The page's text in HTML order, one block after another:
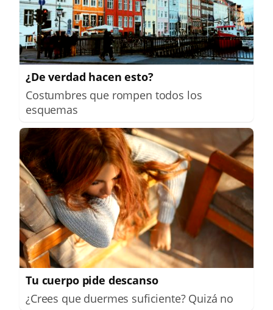
¿De verdad hacen esto?
Costumbres que rompen todos los
esquemas
Tu cuerpo pide descanso
¿Crees que duermes suficiente? Quizá no